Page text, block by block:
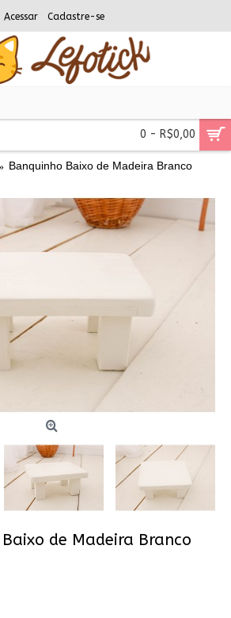
Acessar Cadastre-se
0 - R$0,00
Banquinho Baixo de Madeira Branco
de Madeira Branco